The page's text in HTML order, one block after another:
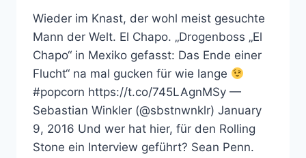
Wieder im Knast, der wohl meist gesuchte
Mann der Welt. El Chapo. „Drogenboss „El
Chapo“ in Mexiko gefasst: Das Ende einer
Flucht“ na mal gucken für wie lange
#popcorn https://t.co/745LAgnMSy —
Sebastian Winkler (@sbstnwnklr) January
9, 2016 Und wer hat hier, für den Rolling
Stone ein Interview geführt? Sean Penn.